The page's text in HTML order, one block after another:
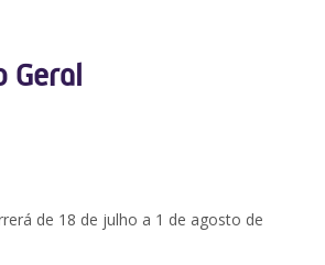
Geral
de 18 de julho a 1 de agosto de